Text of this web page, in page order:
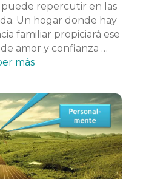
puede repercutir en las
Un hogar donde hay
familiar propiciará ese
amor y confianza …
más